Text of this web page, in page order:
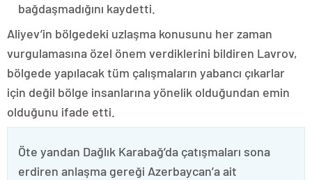
bağdaşmadığını kaydetti.
Aliyev’in bölgedeki uzlaşma konusunu her zaman
vurgulamasına özel önem verdiklerini bildiren Lavrov,
bölgede yapılacak tüm çalışmaların yabancı çıkarlar
için değil bölge insanlarına yönelik olduğundan emin
olduğunu ifade etti.
Öte yandan Dağlık Karabağ’da çatışmaları sona
erdiren anlaşma gereği Azerbaycan’a ait